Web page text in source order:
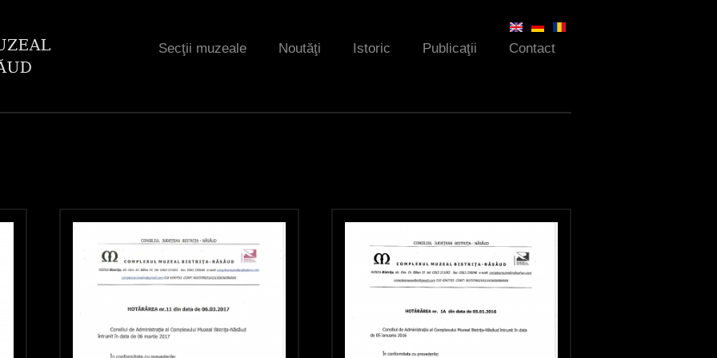
Secţii muzeale Noutăţi Istoric Publicaţii Contact